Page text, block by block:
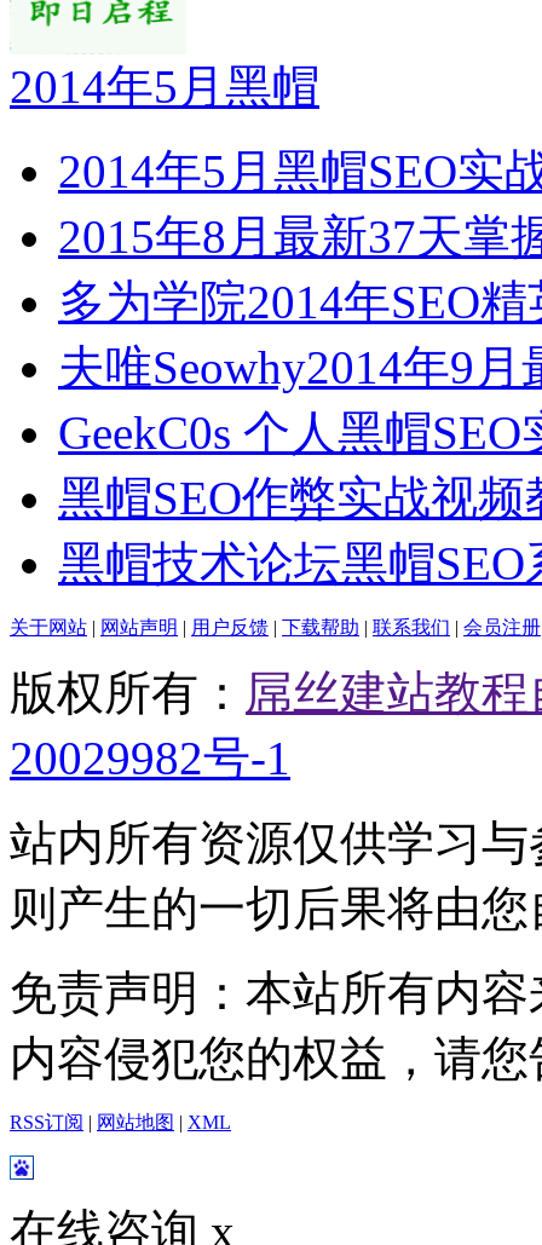
2014年5月黑帽
2014年5月黑帽SEO实
2015年8月最新37天掌
多为学院2014年SEO
夫唯Seowhy2014年9月
GeekC0s 个人黑帽
黑帽SEO作弊实战视频
黑帽技术论坛黑帽SEO
关于网站 | 网站声明 | 用户反馈 | 下载帮助 | 联系我们 | 会员注册
版权所有： 屌丝建站教
20029982号-1
站内所有资源仅供学习
则产生的一切后果将由
免责声明：本站所有内
内容侵犯您的权益，请
RSS订阅 | 网站地图 | XML
在线咨询 x